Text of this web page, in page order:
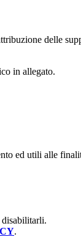
delle
in allegato.
ed utili alle
disabilitarli.
.